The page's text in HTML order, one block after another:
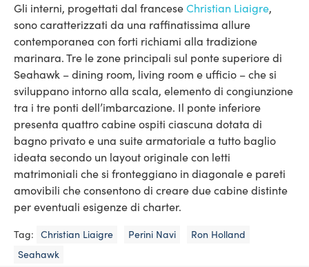
Gli interni, progettati dal franceseChristian Liaigre,
sono caratterizzati da una raffinatissima allure
contemporanea con forti richiami alla tradizione
marinara. Tre le zone principali sul ponte superiore di
Seahawk – dining room, living room e ufficio – che si
sviluppano intorno alla scala, elemento di congiunzione
tra i tre ponti dell’imbarcazione. Il ponte inferiore
presenta quattro cabine ospiti ciascuna dotata di
bagno privato e una suite armatoriale a tutto baglio
ideata secondo un layout originale con letti
matrimoniali che si fronteggiano in diagonale e pareti
amovibili che consentono di creare due cabine distinte
per eventuali esigenze di charter.
Tag: Christian Liaigre Perini Navi
Ron Holland
Seahawk